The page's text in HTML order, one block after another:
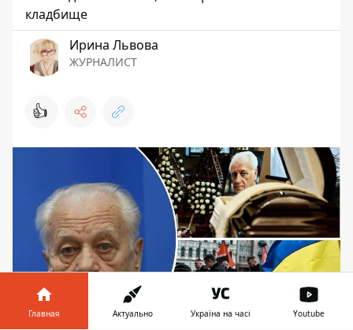
кладбище
Ирина Львова
ЖУРНАЛИСТ
👍
Главная Актуально Україна на часі Youtube